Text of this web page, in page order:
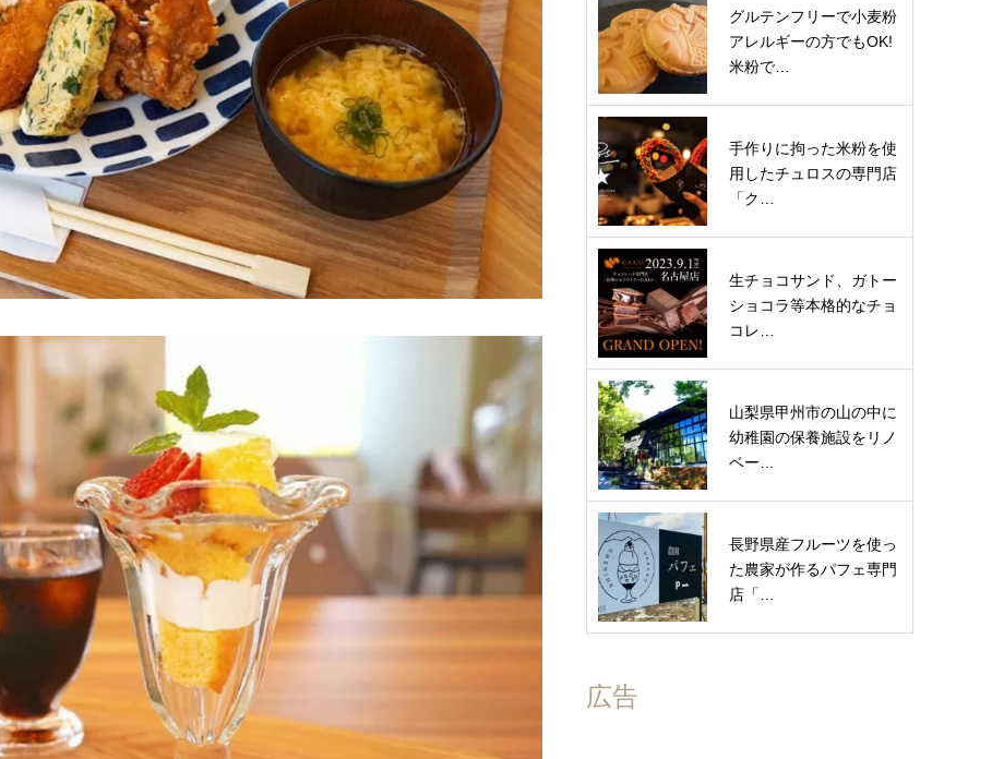
グルテンフリーで小麦粉
アレルギーの方でもOK!
米粉で…
手作りに拘った米粉を使
用したチュロスの専門店
「ク…
生チョコサンド、ガトー
ショコラ等本格的なチョ
コレ…
山梨県甲州市の山の中に
幼稚園の保養施設をリノ
ベー…
長野県産フルーツを使っ
た農家が作るパフェ専門
店「…
広告